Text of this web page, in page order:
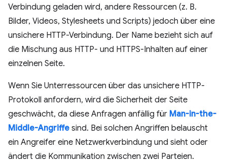
Verbindung geladen wird, andere Ressourcen (z. B.
Bilder, Videos, Stylesheets und Scripts) jedoch über eine
unsichere HTTP-Verbindung. Der Name bezieht sich auf
die Mischung aus HTTP- und HTTPS-Inhalten auf einer
einzelnen Seite.
Wenn Sie Unterressourcen über das unsichere HTTP-
Protokoll anfordern, wird die Sicherheit der Seite
geschwächt, da diese Anfragen anfällig für Man-in-the-
Middle-Angriffe sind. Bei solchen Angriffen belauscht
ein Angreifer eine Netzwerkverbindung und sieht oder
ändert die Kommunikation zwischen zwei Parteien.